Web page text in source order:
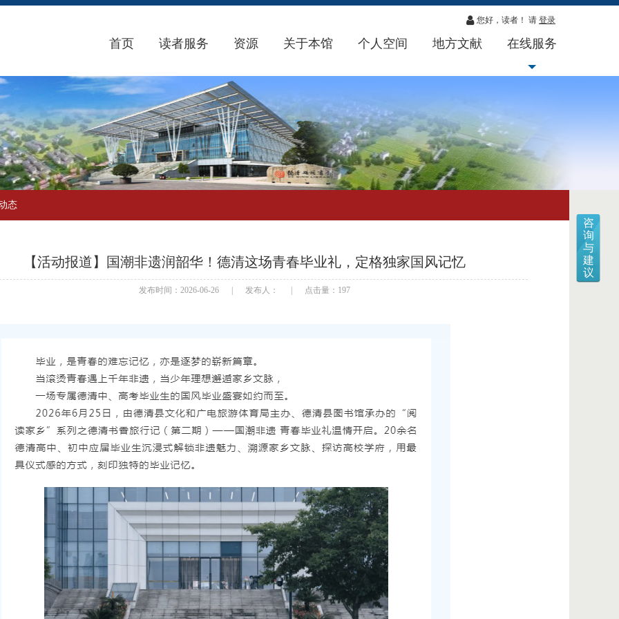
首页 读者服务 资源 关于本馆 个人空间 地方文献 在线服务
您好，读者！ 请 登录
咨
询
与
建
议
态
【活动报道】国潮非遗润韶华！德清这场青春毕业礼，定格独家国风记忆
发布时间：2026-06-26 发布人： 点击量：197